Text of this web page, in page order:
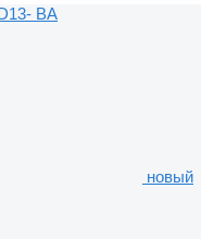
новый